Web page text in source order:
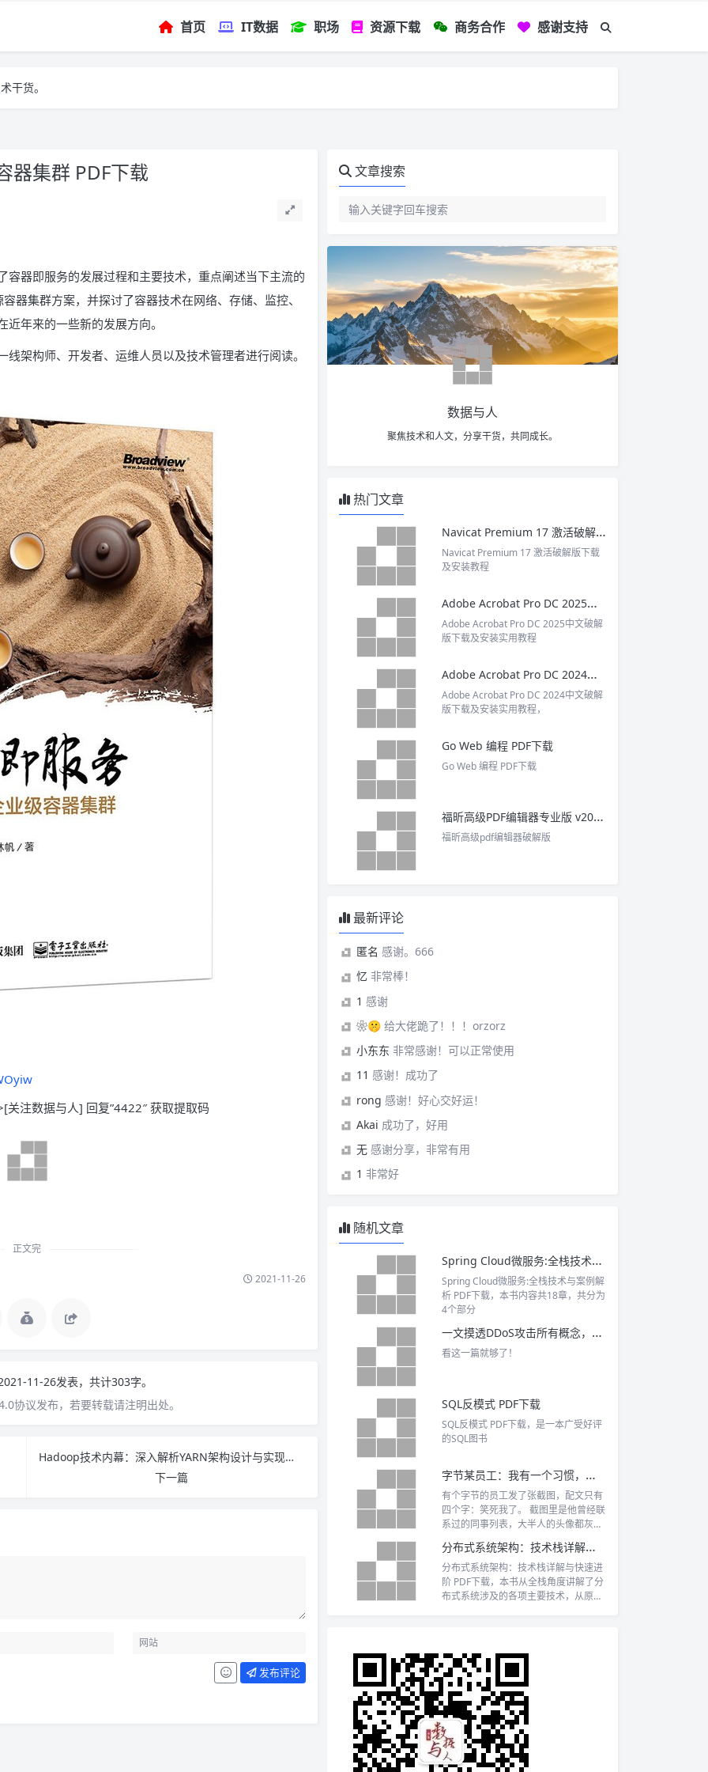
首页 IT数据 职场 资源下载 商务合作 感谢支持
干货。
器集群 PDF下载
器即服务的发展过程和主要技术，重点阐述当下主流的
器集群方案，并探讨了容器技术在网络、存储、监控、
年来的一些新的发展方向。
架构师、开发者、运维人员以及技术管理者进行阅读。
注数据与人] 回复”4422″ 获取提取码
正文完
2021-11-26
11-26发表，共计303字。
协议发布，若要转载请注明出处。
Hadoop技术内幕：深入解析YARN架构设计与实现原理 PDF下载
下一篇
发布评论
文章搜索
数据与人
聚焦技术和人文，分享干货，共同成长。
热门文章
Navicat Premium 17 激活破解版下载及安装教程
Navicat Premium 17 激活破解版下载
及安装教程
Adobe Acrobat Pro DC 2025中文破解版下载及安装实用教程
Adobe Acrobat Pro DC 2025中文破解
版下载及安装实用教程
Adobe Acrobat Pro DC 2024中文破解版下载及安装实用教程
Adobe Acrobat Pro DC 2024中文破解
版下载及安装实用教程，
Go Web 编程 PDF下载
Go Web 编程 PDF下载
福昕高级PDF编辑器专业版 v2025 中文激活版
福昕高级pdf编辑器破解版
最新评论
匿名 感谢。666
忆 非常棒！
1 感谢
❀🤫 给大佬跪了！！！orzorz
小东东 非常感谢！可以正常使用
11 感谢！成功了
rong 感谢！好心交好运！
Akai 成功了，好用
无 感谢分享，非常有用
1 非常好
随机文章
Spring Cloud微服务:全栈技术与案例解析 PDF下载
Spring Cloud微服务:全栈技术与案例解
析 PDF下载，本书内容共18章，共分为
4个部分
一文摸透DDoS攻击所有概念，值得收藏！
看这一篇就够了！
SQL反模式 PDF下载
SQL反模式 PDF下载，是一本广受好评
的SQL图书
字节某员工：我有一个习惯，每半年看曾经聊过天的人还在不在
有个字节的员工发了张截图，配文只有
四个字：笑死我了。 截图里是他曾经联
系过的同事列表，大半人的头像都灰
分布式系统架构：技术栈详解与快速进阶 PDF下载
分布式系统架构：技术栈详解与快速进
阶 PDF下载，本书从全栈角度讲解了分
布式系统涉及的各项主要技术，从原理